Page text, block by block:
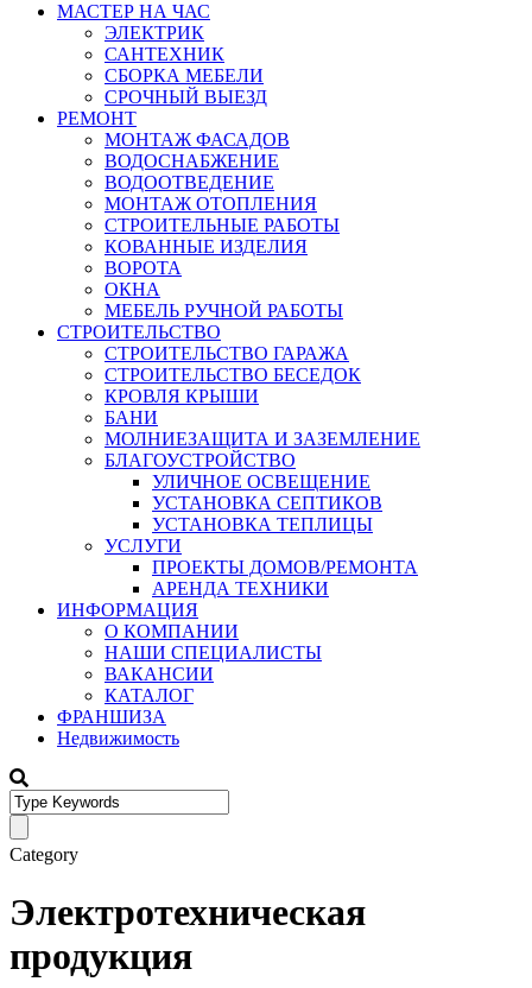
МАСТЕР НА ЧАС
ЭЛЕКТРИК
САНТЕХНИК
СБОРКА МЕБЕЛИ
СРОЧНЫЙ ВЫЕЗД
РЕМОНТ
МОНТАЖ ФАСАДОВ
ВОДОСНАБЖЕНИЕ
ВОДООТВЕДЕНИЕ
МОНТАЖ ОТОПЛЕНИЯ
СТРОИТЕЛЬНЫЕ РАБОТЫ
КОВАННЫЕ ИЗДЕЛИЯ
ВОРОТА
ОКНА
МЕБЕЛЬ РУЧНОЙ РАБОТЫ
СТРОИТЕЛЬСТВО
СТРОИТЕЛЬСТВО ГАРАЖА
СТРОИТЕЛЬСТВО БЕСЕДОК
КРОВЛЯ КРЫШИ
БАНИ
МОЛНИЕЗАЩИТА И ЗАЗЕМЛЕНИЕ
БЛАГОУСТРОЙСТВО
УЛИЧНОЕ ОСВЕЩЕНИЕ
УСТАНОВКА СЕПТИКОВ
УСТАНОВКА ТЕПЛИЦЫ
УСЛУГИ
ПРОЕКТЫ ДОМОВ/РЕМОНТА
АРЕНДА ТЕХНИКИ
ИНФОРМАЦИЯ
О КОМПАНИИ
НАШИ СПЕЦИАЛИСТЫ
ВАКАНСИИ
КАТАЛОГ
ФРАНШИЗА
Недвижимость
Category
Электротехническая
продукция